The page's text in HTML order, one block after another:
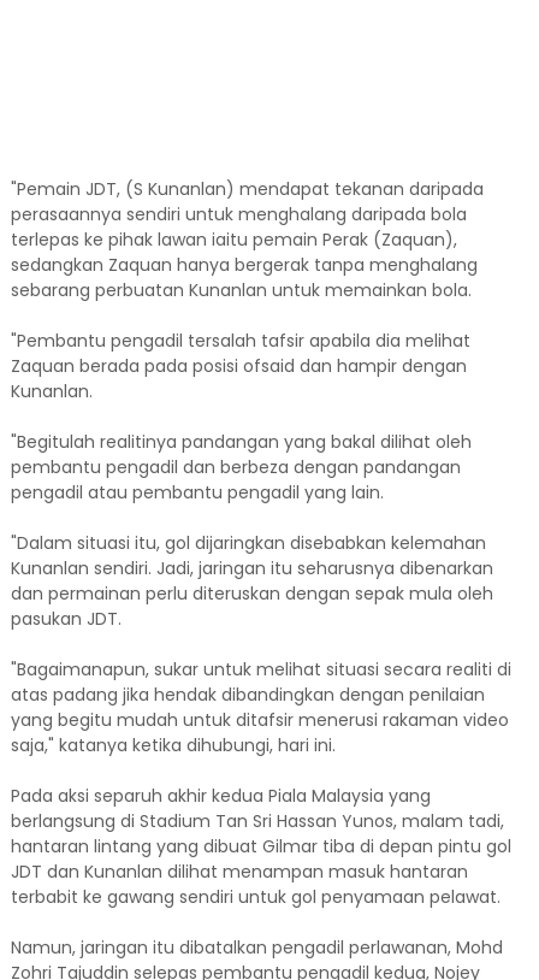
"Pemain JDT, (S Kunanlan) mendapat tekanan daripada
perasaannya sendiri untuk menghalang daripada bola
terlepas ke pihak lawan iaitu pemain Perak (Zaquan),
sedangkan Zaquan hanya bergerak tanpa menghalang
sebarang perbuatan Kunanlan untuk memainkan bola.
"Pembantu pengadil tersalah tafsir apabila dia melihat
Zaquan berada pada posisi ofsaid dan hampir dengan
Kunanlan.
"Begitulah realitinya pandangan yang bakal dilihat oleh
pembantu pengadil dan berbeza dengan pandangan
pengadil atau pembantu pengadil yang lain.
"Dalam situasi itu, gol dijaringkan disebabkan kelemahan
Kunanlan sendiri. Jadi, jaringan itu seharusnya dibenarkan
dan permainan perlu diteruskan dengan sepak mula oleh
pasukan JDT.
"Bagaimanapun, sukar untuk melihat situasi secara realiti di
atas padang jika hendak dibandingkan dengan penilaian
yang begitu mudah untuk ditafsir menerusi rakaman video
saja," katanya ketika dihubungi, hari ini.
Pada aksi separuh akhir kedua Piala Malaysia yang
berlangsung di Stadium Tan Sri Hassan Yunos, malam tadi,
hantaran lintang yang dibuat Gilmar tiba di depan pintu gol
JDT dan Kunanlan dilihat menampan masuk hantaran
terbabit ke gawang sendiri untuk gol penyamaan pelawat.
Namun, jaringan itu dibatalkan pengadil perlawanan, Mohd
Zohri Tajuddin selepas pembantu pengadil kedua, Nojey